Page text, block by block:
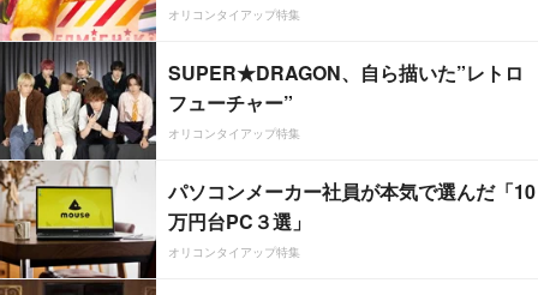
オリコンタイアップ特集
SUPER★DRAGON、自ら描いた”レトロ
フューチャー”
オリコンタイアップ特集
パソコンメーカー社員が本気で選んだ「10
万円台PC３選」
オリコンタイアップ特集